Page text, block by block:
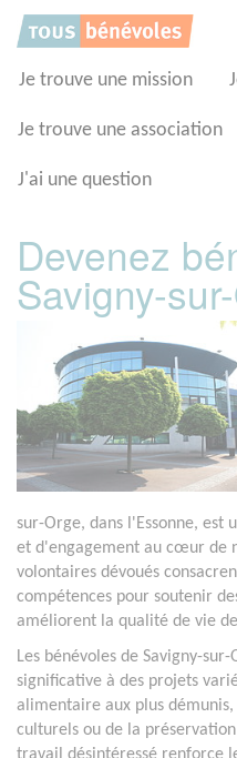
Je trouve une mission
Je trouve une association
J'ai une question
Devenez
Savigny-
sur-Orge, dans l'Essonne, est
et d'engagement au cœur de
volontaires dévoués
compétences pour soutenir
améliorent la qualité de vie
Les bénévoles de Savigny-
significative à des projets
alimentaire aux plus
culturels ou de la
Panneau de gestion des cookies